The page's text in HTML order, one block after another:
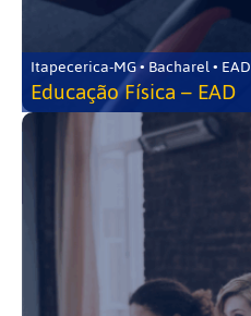
Itapecerica-MG • Bacharel • EAD
Educação Física – EAD